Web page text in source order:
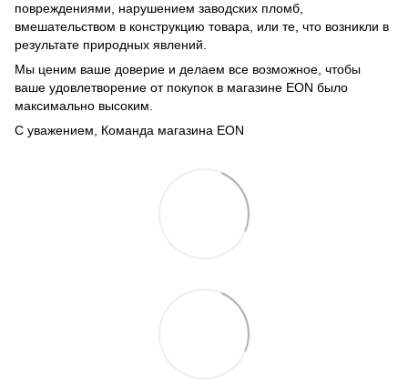
повреждениями, нарушением заводских пломб,
вмешательством в конструкцию товара, или те, что возникли в
результате природных явлений.
Мы ценим ваше доверие и делаем все возможное, чтобы
ваше удовлетворение от покупок в магазине EON было
максимально высоким.
С уважением, Команда магазина EON